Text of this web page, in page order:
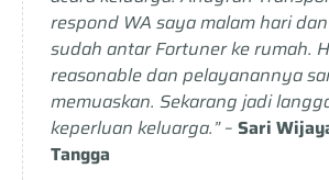
respond WA saya malam hari
sudah antar Fortuner ke rumah.
reasonable dan pelayanannya
memuaskan. Sekarang jadi
keperluan keluarga.”– Sari
Tangga